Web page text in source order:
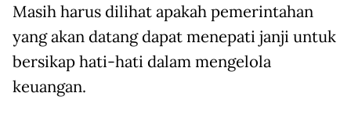
Masih harus dilihat apakah pemerintahan
yang akan datang dapat menepati janji untuk
bersikap hati-hati dalam mengelola
keuangan.